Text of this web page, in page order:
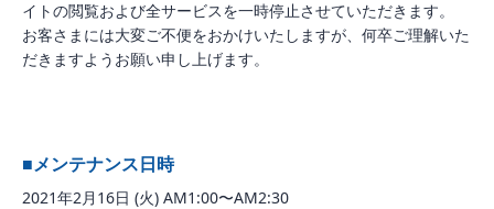
イトの閲覧および全サービスを一時停止させていただきます。
お客さまには大変ご不便をおかけいたしますが、何卒ご理解いた
だきますようお願い申し上げます。
■メンテナンス日時
2021年2月16日 (火) AM1:00〜AM2:30